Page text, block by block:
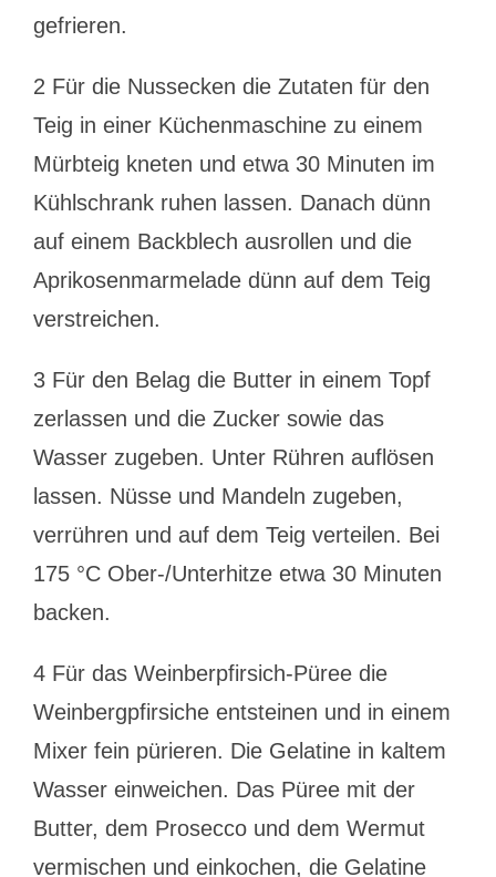
gefrieren.
2 Für die Nussecken die Zutaten für den
Teig in einer Küchenmaschine zu einem
Mürbteig kneten und etwa 30 Minuten im
Kühlschrank ruhen lassen. Danach dünn
auf einem Backblech ausrollen und die
Aprikosenmarmelade dünn auf dem Teig
verstreichen.
3 Für den Belag die Butter in einem Topf
zerlassen und die Zucker sowie das
Wasser zugeben. Unter Rühren auflösen
lassen. Nüsse und Mandeln zugeben,
verrühren und auf dem Teig verteilen. Bei
175 °C Ober-/Unterhitze etwa 30 Minuten
backen.
4 Für das Weinberpfirsich-Püree die
Weinbergpfirsiche entsteinen und in einem
Mixer fein pürieren. Die Gelatine in kaltem
Wasser einweichen. Das Püree mit der
Butter, dem Prosecco und dem Wermut
vermischen und einkochen, die Gelatine